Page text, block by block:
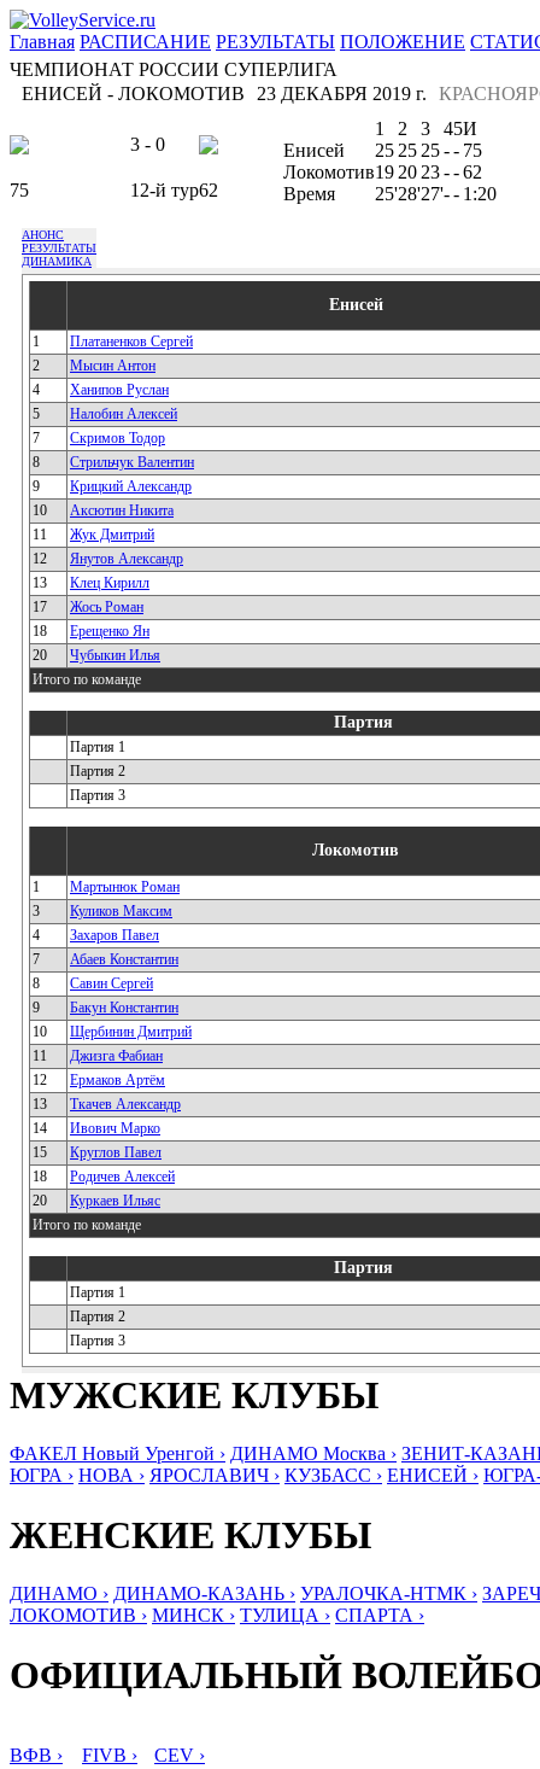
Главная РАСПИСАНИЕ РЕЗУЛЬТАТЫ ПОЛОЖЕНИЕ
ЧЕМПИОНАТ РОССИИ СУПЕРЛИГА
ЕНИСЕЙ - ЛОКОМОТИВ
23 ДЕКАБРЯ 2019 г.
3 - 0
75 12-й тур62
1 2 3 45И
Енисей
25 25 25-- 75
Локомотив19 20 23--62
Время
25'28'27'-- 1:20
АНОНС
РЕЗУЛЬТАТЫ
ДИНАМИКА
Енисей
1
Платаненков Сергей
2
Мысин Антон
4
Ханипов Руслан
5
Налобин Алексей
7
Скримов Тодор
8
Стрильчук Валентин
9
Крицкий Александр
10
Аксютин Никита
11
Жук Дмитрий
12
Янутов Александр
13
Клец Кирилл
17
Жось Роман
18
Ерещенко Ян
20
Чубыкин Илья
Итого по команде
Партия
Партия 1
Партия 2
Партия 3
Локомотив
1
Мартынюк Роман
3
Куликов Максим
4
Захаров Павел
7
Абаев Константин
8
Савин Сергей
9
Бакун Константин
10
Щербинин Дмитрий
11
Джизга Фабиан
12
Ермаков Артём
13
Ткачев Александр
14
Ивович Марко
15
Круглов Павел
18
Родичев Алексей
20
Куркаев Ильяс
Итого по команде
Партия
Партия 1
Партия 2
Партия 3
МУЖСКИЕ КЛУБЫ
ФАКЕЛ Новый Уренгой › ДИНАМО Москва › ЗЕНИТ-
ЮГРА › НОВА › ЯРОСЛАВИЧ › КУЗБАСС › ЕНИСЕЙ ›
ЖЕНСКИЕ КЛУБЫ
ДИНАМО › ДИНАМО-КАЗАНЬ › УРАЛОЧКА-НТМК ›
ЛОКОМОТИВ › МИНСК › ТУЛИЦА › СПАРТА ›
ОФИЦИАЛЬНЫЙ
ВФВ › FIVB › CEV ›